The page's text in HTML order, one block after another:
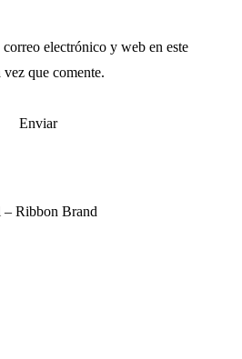
electrónico y web en este
que comente.
Ribbon Brand